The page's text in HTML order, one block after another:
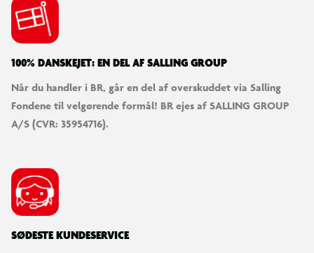
100% DANSKEJET: EN DEL AF SALLING GROUP
Når du handler i BR, går en del af overskuddet via Salling
Fondene til velgørende formål! BR ejes af SALLING GROUP
A/S (CVR: 35954716).
SØDESTE KUNDESERVICE